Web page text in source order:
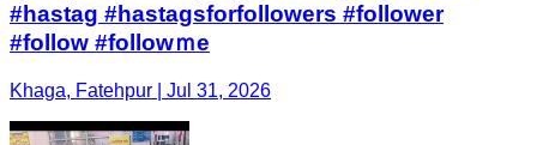
#hastag #hastagsforfollowers #follower
#follow #followｍe
Khaga, Fatehpur | Jul 31, 2026